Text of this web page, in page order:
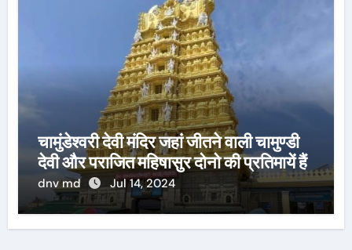
चामुंडेश्वरी देवी मंदिर जहां जीतने वाली चामुण्डी
देवी और पराजित महिषासुर दोनो की प्रतिमायें हैं
dnv md Jul 14, 2024